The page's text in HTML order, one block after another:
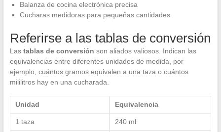
Balanza de cocina electrónica precisa
Cucharas medidoras para pequeñas cantidades
Referirse a las tablas de conversión
Las tablas de conversión son aliados valiosos. Indican las
equivalencias entre diferentes unidades de medida, por
ejemplo, cuántos gramos equivalen a una taza o cuántos
mililitros hay en una cucharada.
Unidad Equivalencia
1 taza 240 ml